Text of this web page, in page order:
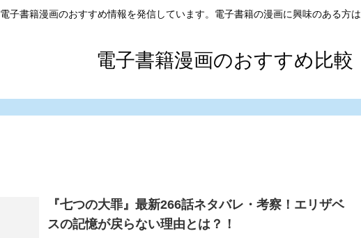
電子書籍漫画のおすすめ情報を発信しています。電子書籍の漫画に興味のある方は
電子書籍漫画のおすすめ比較
『七つの大罪』最新266話ネタバレ・考察！エリザベ
スの記憶が戻らない理由とは？！